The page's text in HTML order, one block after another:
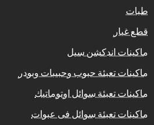
طبات
قطع غيار
ماكينات اندكشن سيل
ماكينات تعبئة حبوب وحبيبات وبودر
ماكينات تعبئة سوائل اوتوماتيك
ماكينات تعبئة سوائل فى عبوات